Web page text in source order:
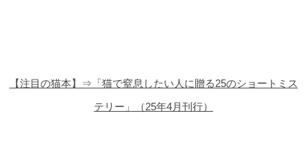
【注目の猫本】⇒「猫で窒息したい人に贈る25のショートミス
テリー」（25年4月刊行）